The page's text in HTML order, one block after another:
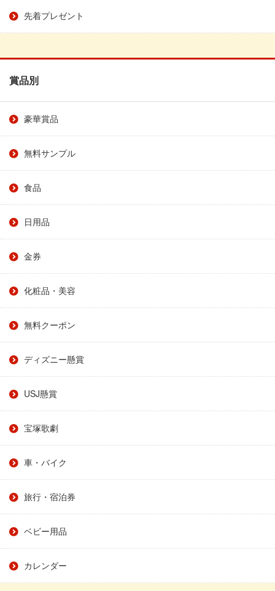
先着プレゼント
賞品別
豪華賞品
無料サンプル
食品
日用品
金券
化粧品・美容
無料クーポン
ディズニー懸賞
USJ懸賞
宝塚歌劇
車・バイク
旅行・宿泊券
ベビー用品
カレンダー